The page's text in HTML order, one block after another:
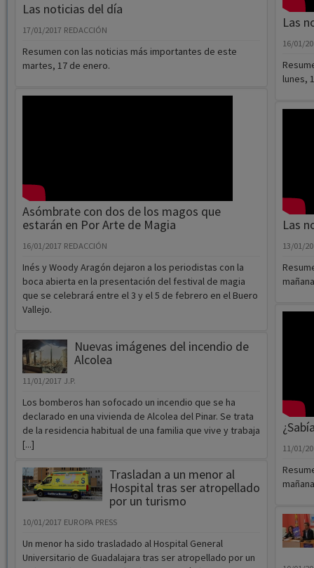
Las noticias del día
17/01/2017 REDACCIÓN
Resumen con las noticias más importantes de este
martes, 17 de enero.
Asómbrate con dos de los magos que
estarán en Por Arte de Magia
16/01/2017 REDACCIÓN
Inés y Woody Aragón dejaron a los periodistas con la
boca abierta en la presentación del festival de magia
que se celebrará entre el 3 y el 5 de febrero en el Buero
Vallejo.
Nuevas imágenes del incendio de
Alcolea
11/01/2017 J.P.
Los bomberos han sofocado un incendio que se ha
declarado en una vivienda de Alcolea del Pinar. Se trata
de la residencia habitual de una familia que vive y trabaja
[...]
Trasladan a un menor al
Hospital tras ser atropellado
por un turismo
10/01/2017 EUROPA PRESS
Un menor ha sido trasladado al Hospital General
Universitario de Guadalajara tras ser atropellado por un
Las
16/01/
lunes,
Las
13/01/
11/01/